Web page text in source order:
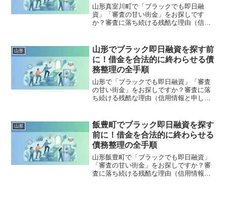
山形真室川町で「ブラックでも即日融
資」「審査の甘い街金」をお探しです
か？審査に落ち続ける残酷な理由（信用
まで徹底解説。多重債務の地獄から抜け
出し、合法的に借金を減額・免除する
「債務整理」の正しい知識と、今すぐ督
促を止める無料相談窓口をご案内しま
す。
山形
山形でブラック即日融資を探す前
に！借金を合法的に終わらせる債
務整理の全手順
山形で「ブラックでも即日融資」「審査
の甘い街金」をお探しですか？審査に落
ち続ける残酷な理由（信用情報と申し込
説。多重債務の地獄から抜け出し、合法
的に借金を減額・免除する「債務整理」
の正しい知識と、今すぐ督促を止める無
料相談窓口をご案内します。
山形
飯豊町でブラック即日融資を探す
前に！借金を合法的に終わらせる
債務整理の全手順
山形飯豊町で「ブラックでも即日融資」
「審査の甘い街金」をお探しですか？審
査に落ち続ける残酷な理由（信用情報と